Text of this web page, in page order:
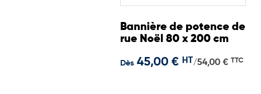
Bannière de potence de
rue Noël 80 x 200 cm
Dès 45,00 € HT/54,00 € TTC